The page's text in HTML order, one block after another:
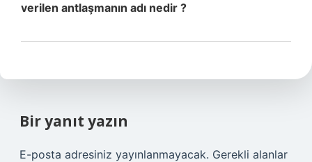
verilen antlaşmanın adı nedir ?
Bir yanıt yazın
E-posta adresiniz yayınlanmayacak. Gerekli alanlar